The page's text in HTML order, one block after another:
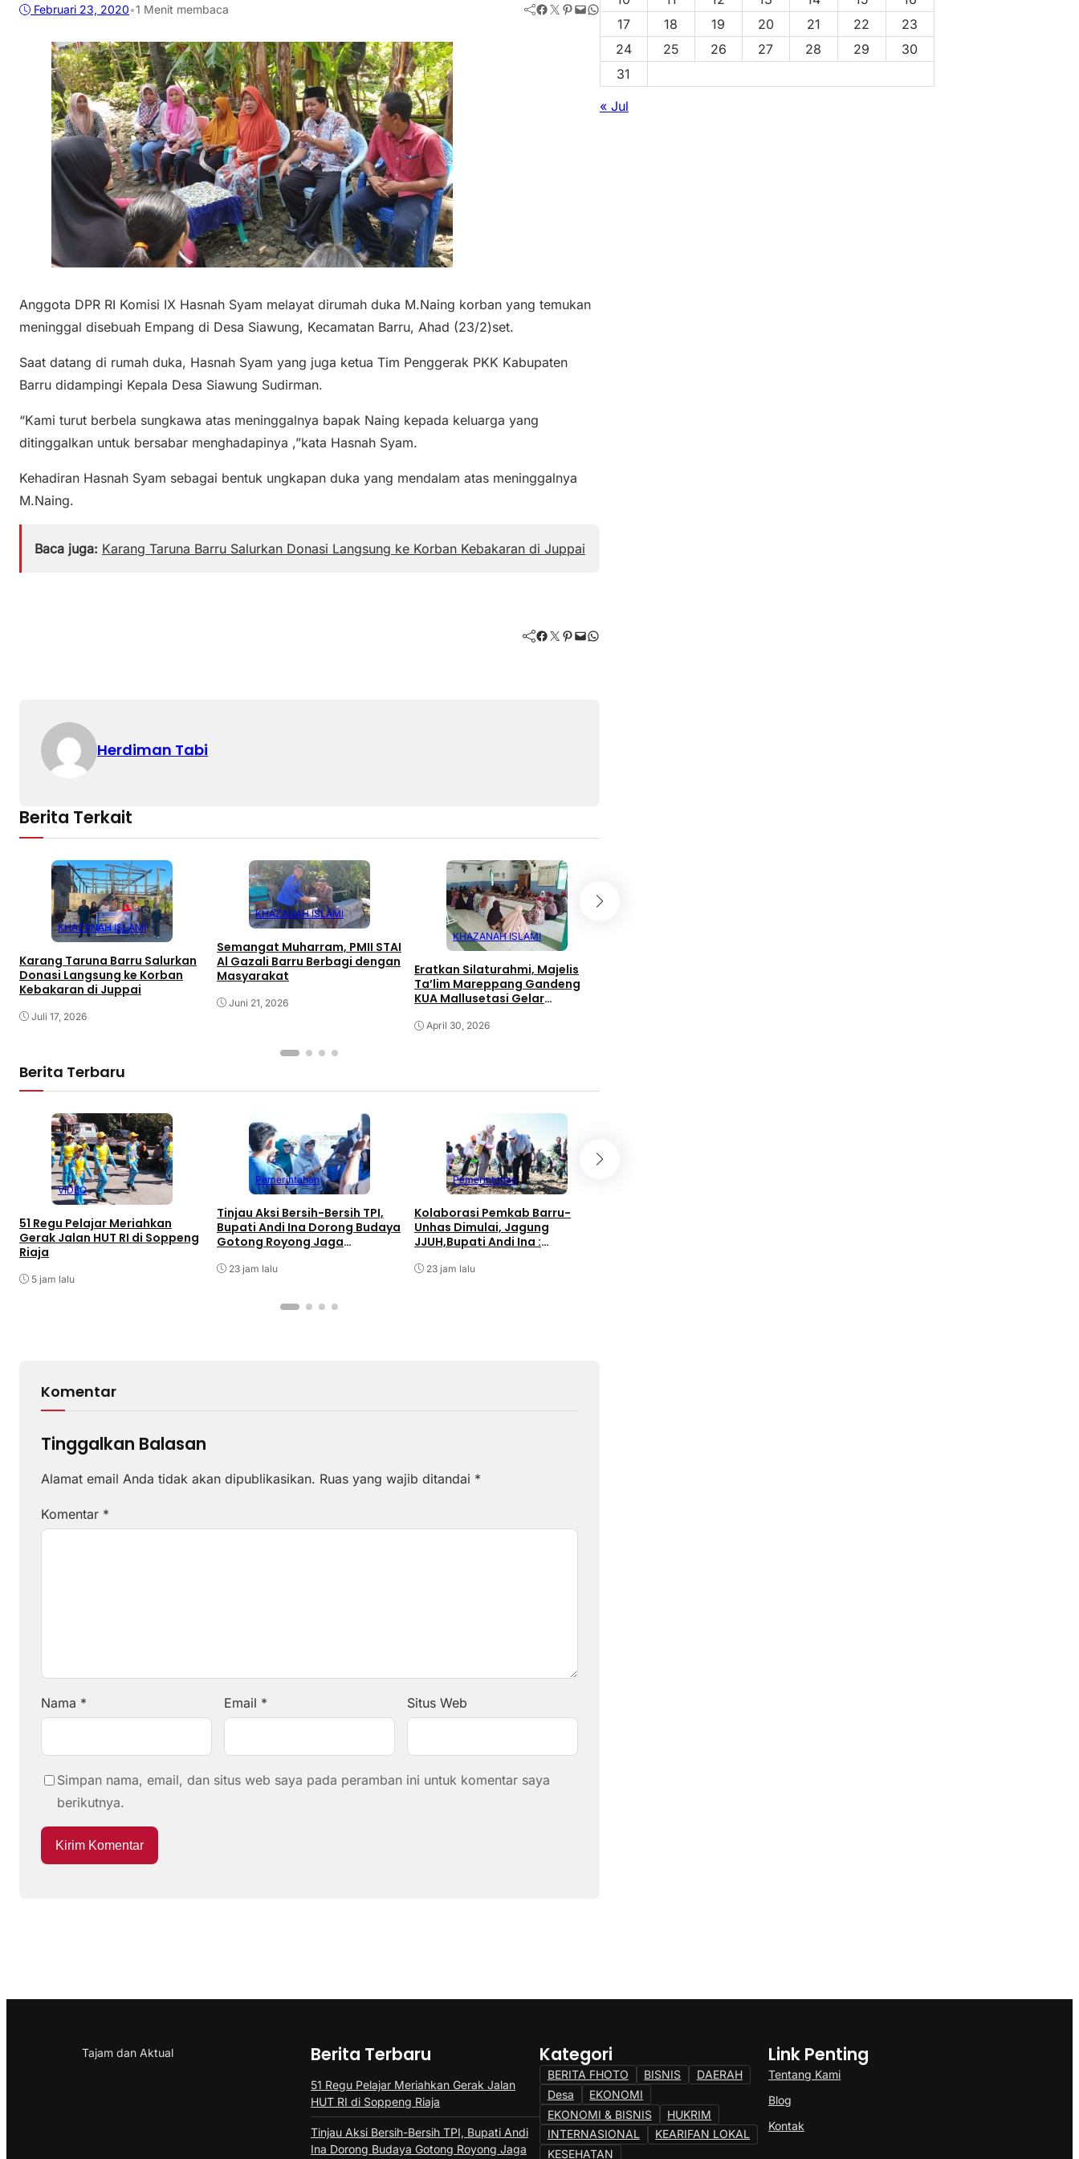
Februari 23, 2020•1 Menit membaca Facebook Twitter Pinterest Mail WhatsApp
Anggota DPR RI Komisi IX Hasnah Syam melayat dirumah duka M.Naing korban yang temukan
meninggal disebuah Empang di Desa Siawung, Kecamatan Barru, Ahad (23/2)set.
Saat datang di rumah duka, Hasnah Syam yang juga ketua Tim Penggerak PKK Kabupaten
Barru didampingi Kepala Desa Siawung Sudirman.
“Kami turut berbela sungkawa atas meninggalnya bapak Naing kepada keluarga yang
ditinggalkan untuk bersabar menghadapinya ,”kata Hasnah Syam.
Kehadiran Hasnah Syam sebagai bentuk ungkapan duka yang mendalam atas meninggalnya
M.Naing.
Baca juga: Karang Taruna Barru Salurkan Donasi Langsung ke Korban Kebakaran di Juppai
Facebook Twitter Pinterest Mail WhatsApp
Herdiman Tabi
Berita Terkait
KHAZANAH ISLAMI
Karang Taruna Barru Salurkan
Donasi Langsung ke Korban
Kebakaran di Juppai
Juli 17, 2026
KHAZANAH ISLAMI
Semangat Muharram, PMII STAI
Al Gazali Barru Berbagi dengan
Masyarakat
Juni 21, 2026
KHAZANAH ISLAMI
Eratkan Silaturahmi, Majelis
Ta’lim Mareppang Gandeng
KUA Mallusetasi Gelar
April 30, 2026
Berita Terbaru
VIDEO
51 Regu Pelajar Meriahkan
Gerak Jalan HUT RI di Soppeng
Riaja
5 jam lalu
Pemerintahan
Tinjau Aksi Bersih-Bersih TPI,
Bupati Andi Ina Dorong Budaya
Gotong Royong Jaga
23 jam lalu
Pemerintahan
Kolaborasi Pemkab Barru-
Unhas Dimulai, Jagung
JJUH,Bupati Andi Ina :
23 jam lalu
Komentar
Tinggalkan Balasan
Alamat email Anda tidak akan dipublikasikan. Ruas yang wajib ditandai *
Komentar *
Nama * Email * Situs Web
Simpan nama, email, dan situs web saya pada peramban ini untuk komentar saya
berikutnya.
17
18 19 20 21 22
23
24
25 26 27 28 29
30
31
« Jul
Tajam dan Aktual Berita Terbaru
51 Regu Pelajar Meriahkan Gerak Jalan
HUT RI di Soppeng Riaja
Tinjau Aksi Bersih-Bersih TPI, Bupati Andi
Ina Dorong Budaya Gotong Royong Jaga
Kategori
BERITA FHOTO BISNIS
DAERAH
Desa
EKONOMI
EKONOMI & BISNIS
HUKRIM
INTERNASIONAL
KEARIFAN LOKAL
KESEHATAN
Link Penting
Tentang Kami
Blog
Kontak